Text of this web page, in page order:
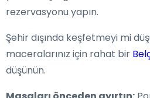
rezervasyonu yapın.
Şehir dışında keşfetmeyi mi
maceralarınız için rahat bir
düşünün.